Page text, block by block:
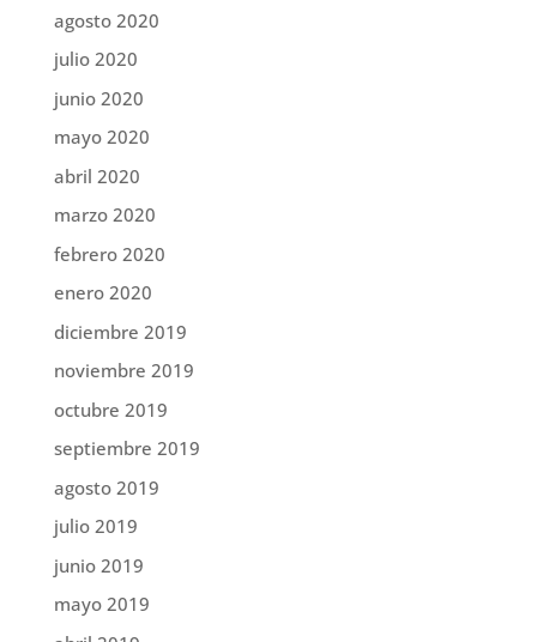
agosto 2020
julio 2020
junio 2020
mayo 2020
abril 2020
marzo 2020
febrero 2020
enero 2020
diciembre 2019
noviembre 2019
octubre 2019
septiembre 2019
agosto 2019
julio 2019
junio 2019
mayo 2019